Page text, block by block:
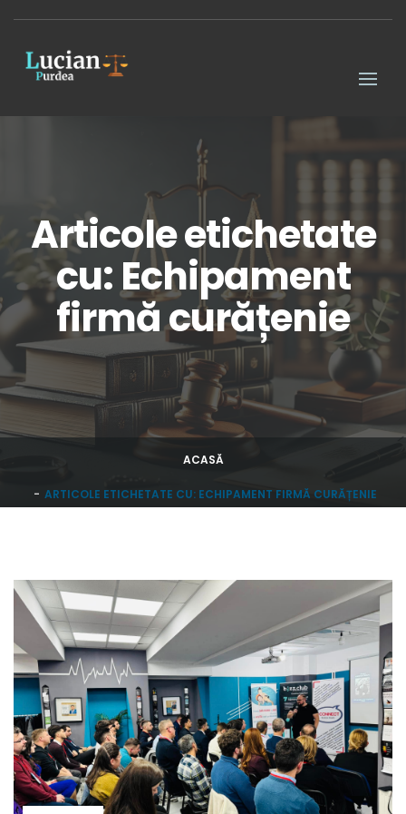
Articole etichetate
cu: Echipament
firmă curățenie
ACASĂ
ARTICOLE ETICHETATE CU: ECHIPAMENT FIRMĂ CURĂȚENIE